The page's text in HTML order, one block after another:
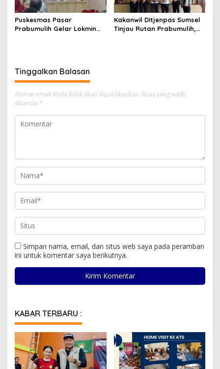
Puskesmas Pasar
Prabumulih Gelar Lokmin
Kakanwil Ditjenpas Sumsel
Tinjau Rutan Prabumulih,
Tinggalkan Balasan
Alamat email Anda tidak akan dipublikasikan. Ruas yang wajib
ditandai *
Simpan nama, email, dan situs web saya pada peramban
ini untuk komentar saya berikutnya.
KABAR TERBARU :